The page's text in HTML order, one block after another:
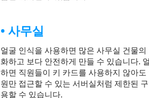
사무실
얼굴 인식을 사용하면 많은 사무실 건물
화하고 보다 안전하게 만들 수 있습니다.
하면 직원들이 키 카드를 사용하지 않아
원만 접근할 수 있는 서버실처럼 제한된
용할 수 있습니다.